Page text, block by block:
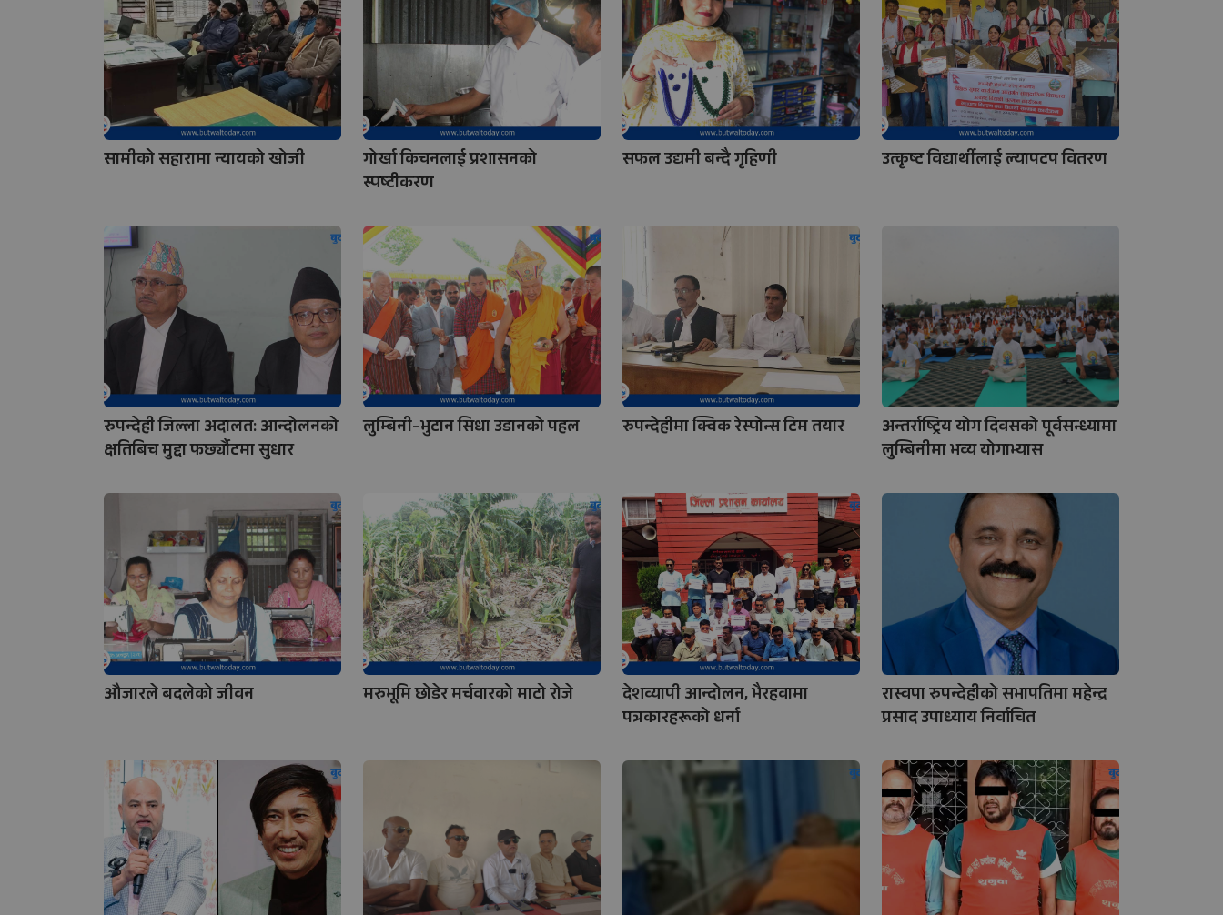
सामीको सहारामा न्यायको खोजी
गोर्खा किचनलाई प्रशासनको
स्पष्टीकरण
सफल उद्यमी बन्दै गृहिणी उत्कृष्ट विद्यार्थीलाई ल्यापटप वितरण
रुपन्देही जिल्ला अदालत: आन्दोलनको
क्षतिबिच मुद्दा फर्छ्यौटमा सुधार
लुम्बिनी–भुटान सिधा उडानको पहल रुपन्देहीमा क्विक रेस्पोन्स टिम तयार
अन्तर्राष्ट्रिय योग दिवसको पूर्वसन्ध्यामा
लुम्बिनीमा भव्य योगाभ्यास
औजारले बदलेको जीवन मरुभूमि छोडेर मर्चवारको माटो रोजे
देशव्यापी आन्दोलन, भैरहवामा
पत्रकारहरूको धर्ना
रास्वपा रुपन्देहीको सभापतिमा महेन्द्र
प्रसाद उपाध्याय निर्वाचित